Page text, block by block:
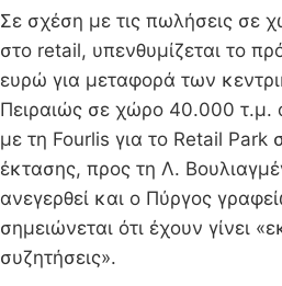
Σε σχέση με τις πωλήσεις σε
στο retail, υπενθυμίζεται το
ευρώ για μεταφορά των
Πειραιώς σε χώρο 40.000 τ.μ.
με τη Fourlis για το Retail Park
έκτασης, προς τη Λ.
ανεγερθεί και ο Πύργος
σημειώνεται ότι έχουν γίνει
συζητήσεις».